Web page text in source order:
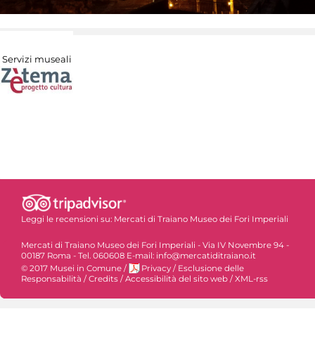
Servizi museali
Leggi le recensioni su: Mercati di Traiano Museo dei Fori Imperiali
Mercati di Traiano Museo dei Fori Imperiali - Via IV Novembre 94 -
00187 Roma - Tel. 060608 E-mail: info@mercatiditraiano.it
© 2017 Musei in Comune / Privacy / Esclusione delle
Responsabilità / Credits / Accessibilità del sito web / XML-rss